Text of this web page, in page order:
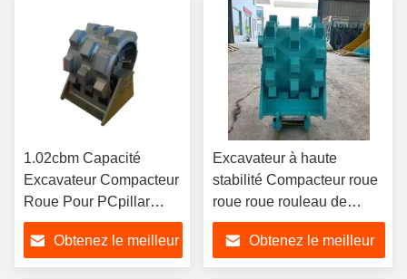
1.02cbm Capacité
Excavateur Compacteur
Roue Pour PCpillar
Komatsu JCB Hitachi
Obtenez le meilleur
Excavateur à haute
stabilité Compacteur roue
roue roue rouleau de
compactage
Obtenez le meilleur